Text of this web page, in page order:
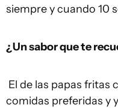
siempre y cuando 10
¿Un sabor que te
El de las papas fritas
comidas preferidas y